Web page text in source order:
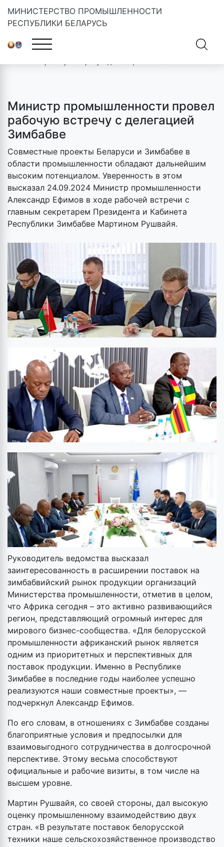
МИНИСТЕРСТВО ПРОМЫШЛЕННОСТИ
РЕСПУБЛИКИ БЕЛАРУСЬ
Главная»
Министр промышленности провел
рабочую встречу с делегацией
Зимбабве
Совместные проекты Беларуси и Зимбабве в
области промышленности обладают дальнейшим
высоким потенциалом. Уверенность в этом
высказал 24.09.2024 Министр промышленности
Александр Ефимов в ходе рабочей встречи с
главным секретарем Президента и Кабинета
Республики Зимбабве Мартином Рушвайя.
Руководитель ведомства высказал
заинтересованность в расширении поставок на
зимбабвийский рынок продукции организаций
Министерства промышленности, отметив в целом,
что Африка сегодня – это активно развивающийся
регион, представляющий огромный интерес для
мирового бизнес-сообщества. «Для белорусской
промышленности африканский рынок является
одним из приоритетных и перспективных для
поставок продукции. Именно в Республике
Зимбабве в последние годы наиболее успешно
реализуются наши совместные проекты», —
подчеркнул Александр Ефимов.
По его словам, в отношениях с Зимбабве созданы
благоприятные условия и предпосылки для
взаимовыгодного сотрудничества в долгосрочной
перспективе. Этому весьма способствуют
официальные и рабочие визиты, в том числе на
высшем уровне.
Мартин Рушвайя, со своей стороны, дал высокую
оценку промышленному взаимодействию двух
стран. «В результате поставок белорусской
техники наше сельскохозяйственное производство